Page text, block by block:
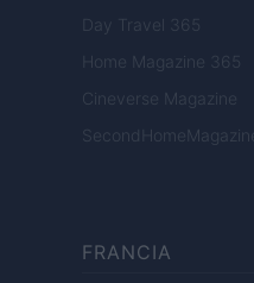
Day Travel 365
Home Magazine 365
Cineverse Magazine
SecondHomeMagazine
FRANCIA